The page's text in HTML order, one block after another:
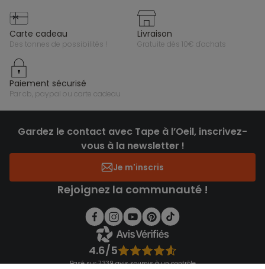
carte cadeau
des tonnes de possibilités !
livraison
gratuite dès 10€ d'achats
paiement sécurisé
par cb, paypal ou carte cadeau
Gardez le contact avec Tape à l’Oeil, inscrivez-
vous à la newsletter !
Je m'inscris
Rejoignez la communauté !
4.6/5
Basé sur 7 339 avis soumis à un contrôle